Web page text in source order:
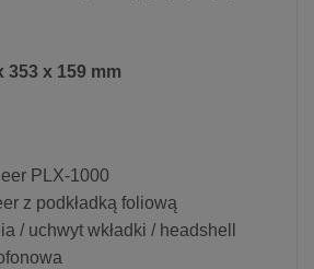
353 x 159 mm
PLX-1000
z podkładką foliową
/ uchwyt wkładki / headshell